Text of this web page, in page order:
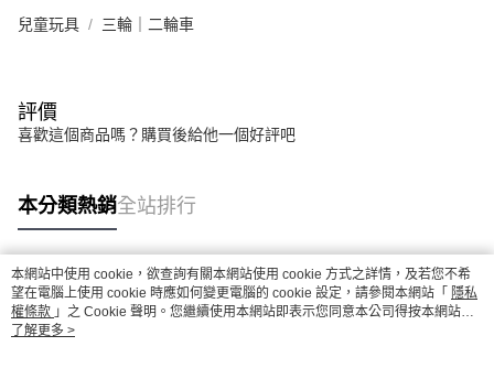
兒童玩具 三輪｜二輪車
評價
喜歡這個商品嗎？購買後給他一個好評吧
本分類熱銷全站排行
熱門標籤
本網站中使用 cookie，欲查詢有關本網站使用 cookie 方式之詳情，及若您不希
望在電腦上使用 cookie 時應如何變更電腦的 cookie 設定，請參閱本網站「 隱私
權條款 」之 Cookie 聲明。您繼續使用本網站即表示您同意本公司得按本網站使
用條款之 Cookie 聲明使用 cookie。
了解更多 >